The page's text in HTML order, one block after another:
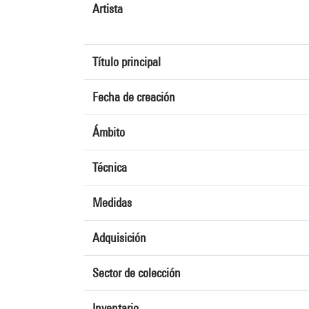
Artista
Título principal
Fecha de creación
Ámbito
Técnica
Medidas
Adquisición
Sector de colección